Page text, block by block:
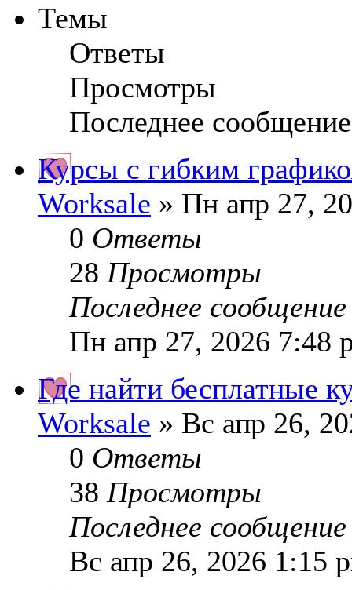
Темы
Ответы
Просмотры
Последнее сообщение
Курсы с гибким
Worksale » Пн апр 27,
0 Ответы
28 Просмотры
Последнее
Пн апр 27, 2026 7:48
Где найти бесплатные
Worksale » Вс апр 26,
0 Ответы
38 Просмотры
Последнее
Вс апр 26, 2026 1:15